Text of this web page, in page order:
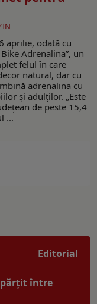
aprilie, odată cu
Adrenalina”, un
felul în care
natural, dar cu
adrenalina cu
și adulților. „Este
de peste 15,4
...
Editorial
între